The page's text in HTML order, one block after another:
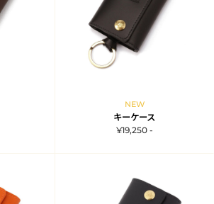
NEW
キーケース
¥19,250 -